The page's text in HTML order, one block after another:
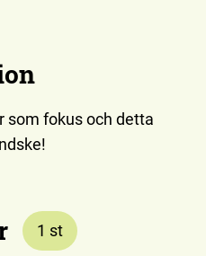
som fokus och detta
1 st